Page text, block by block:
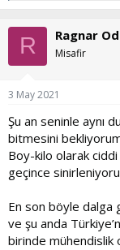
p
k
e
:
R Ragnar
Misafir
3 May 2021
Şu an seninle aynı
bitmesini bekliyorum
Boy-kilo olarak
geçince
En son böyle dalga
ve şu anda
birinde mühendislik